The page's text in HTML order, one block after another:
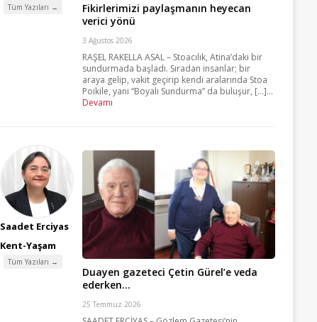
Tüm Yazıları →
Fikirlerimizi paylaşmanın heyecan
verici yönü
3 Ağustos 2026
RAŞEL RAKELLA ASAL – Stoacılık, Atina’daki bir
sundurmada başladı. Sıradan insanlar; bir
araya gelip, vakit geçirip kendi aralarında Stoa
Poikile, yani “Boyalı Sundurma” da buluşur, [...]...
Devamı
Saadet Erciyas
Kent-Yaşam
Tüm Yazıları →
Duayen gazeteci Çetin Gürel’e veda
ederken…
25 Temmuz 2026